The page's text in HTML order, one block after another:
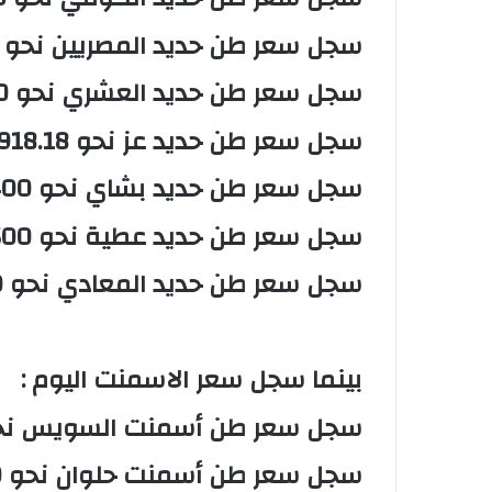
‏سجل سعر طن حديد المصريين نحو 38,000
‏سجل سعر طن حديد العشري نحو 36,200 جنيهاً.
‏سجل سعر طن حديد عز نحو 39,918.18 جنيهاً.
‏سجل سعر طن حديد بشاي نحو 38,400 جنيهاً.
‏سجل سعر طن حديد عطية نحو 38,500 جنيهاً.
‏سجل سعر طن حديد المعادي نحو 38,000 جنيهاً.
‏بينما سجل سعر الاسمنت اليوم :
‏سجل سعر طن أسمنت السويس نحو 3,450
‏سجل سعر طن أسمنت حلوان نحو 3,460 جنيهاً